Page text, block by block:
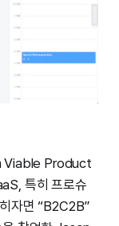
Viable Product
특히 프로슈
자면 “B2C2B”